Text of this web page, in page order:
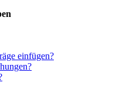
einfügen?